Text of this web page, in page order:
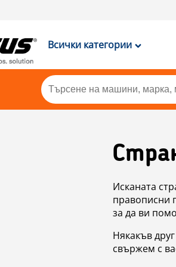
Всички категории
Исканата
правописни
за да ви
Някакъв
свържем с